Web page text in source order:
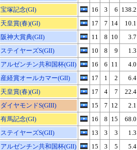
宝塚記念(GI) 16 3 6 138.2
天皇賞(春)(GI) 17 7 14 10.1
阪神大賞典(GII) 11 8 10 3.7
ステイヤーズS(GII) 10 8 9 1.3
アルゼンチン共和国杯(GII) 16 6 11 4.0
産経賞オールカマー(GII) 17 1 2 6.4
天皇賞(春)(GI) 17 4 7 22.4
ダイヤモンドS(GIII) 15 7 12 2.1
有馬記念(GI) 16 8 15 68.0
ステイヤーズS(GII) 13 3 3 1.3
アルゼンチン共和国杯(GII) 15 3 5 5.4